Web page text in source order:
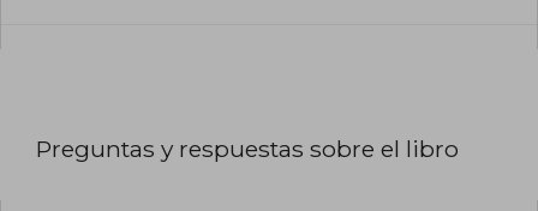
Preguntas y respuestas sobre el libro